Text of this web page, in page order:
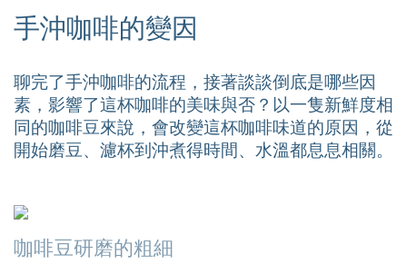
手沖咖啡的變因
聊完了手沖咖啡的流程，接著談談倒底是哪些因
素，影響了這杯咖啡的美味與否？以一隻新鮮度相
同的咖啡豆來說，會改變這杯咖啡味道的原因，從
開始磨豆、濾杯到沖煮得時間、水溫都息息相關。
咖啡豆研磨的粗細